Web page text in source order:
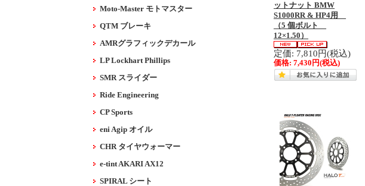
Moto-Master モトマスター
QTM ブレーキ
AMRグラフィックデカール
LP Lockhart Phillips
SMR スライダー
Ride Engineering
CP Sports
eni Agip オイル
CHR タイヤウォーマー
e-tint AKARI AX12
SPIRAL シート
ットナット BMW
S1000RR & HP4用
（5 個ボルト
12×1.50）
定価: 7,810円(税込)
価格:7,430円(税込)